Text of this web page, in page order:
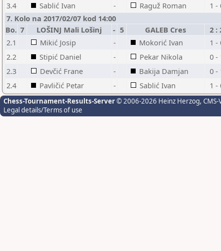
3.4
Sablić Ivan - Raguž Roman
1 -
7. Kolo na 2017/02/07 kod 14:00
Bo. 7 LOŠINJ Mali Lošinj - 5 GALEB Cres
2 :
2.1
Mikić Josip - Mokorić Ivan
1 -
2.2
Stipić Daniel - Pekar Nikola
0 -
2.3
Devčić Frane - Bakija Damjan
0 -
2.4
Pavličić Petar - Sablić Ivan 1 -
Chess-Tournament-Results-Server© 2006-2026 Heinz Herzog,
Legal details/Terms of use